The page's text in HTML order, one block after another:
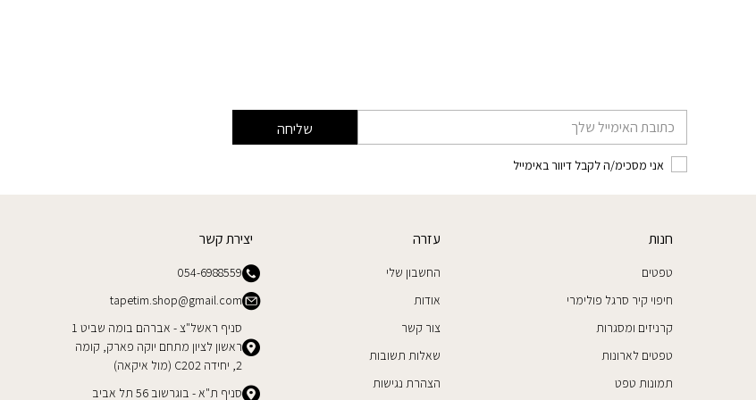
שליחה
אני מסכימ/ה לקבל דיוור באימייל
חנות
טפטים
חיפוי קיר סרגל פולימרי
קרניזים ומסגרות
טפטים לארונות
תמונות טפט
עזרה
החשבון שלי
אודות
צור קשר
שאלות תשובות
הצהרת נגישות
יצירת קשר
054-6988559
tapetim.shop@gmail.com
סניף ראשל"צ - אברהם בומה שביט 1
ראשון לציון מתחם יוקה פארק, קומה
2, יחידה C202 (מול איקאה)
סניף ת"א - בוגרשוב 56 תל אביב